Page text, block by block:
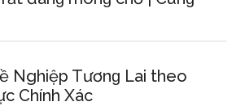
Nghiệp Tươnɡ Lai theo
Chính Xác